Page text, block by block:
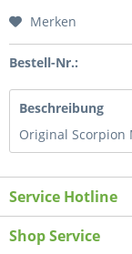
Merken
Bestell-Nr.:
Beschreibung
Original Scorpion
Service Hotline
Shop Service